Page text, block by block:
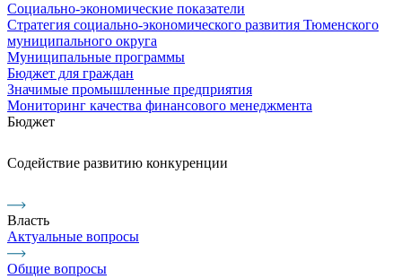
Социально-экономические показатели
Стратегия социально-экономического развития Тюменского
муниципального округа
Муниципальные программы
Бюджет для граждан
Значимые промышленные предприятия
Мониторинг качества финансового менеджмента
Бюджет
Содействие развитию конкуренции
Власть
Актуальные вопросы
Общие вопросы